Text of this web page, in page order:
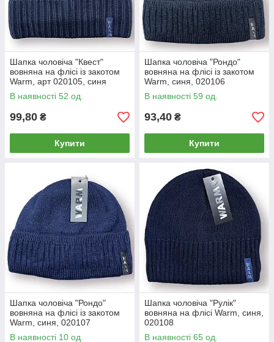
Шапка чоловіча "Квест"
вовняна на флісі із закотом
Warm, арт 020105, синя
В наявності 52 од.
99,80 ₴
Купити
Шапка чоловіча "Рондо"
вовняна на флісі із закотом
Warm, синя, 020106
В наявності 59 од.
93,40 ₴
Купити
Шапка чоловіча "Рондо"
вовняна на флісі із закотом
Warm, синя, 020107
В наявності 10 од.
Шапка чоловіча "Рулік"
вовняна на флісі Warm, синя,
020108
В наявності 65 од.